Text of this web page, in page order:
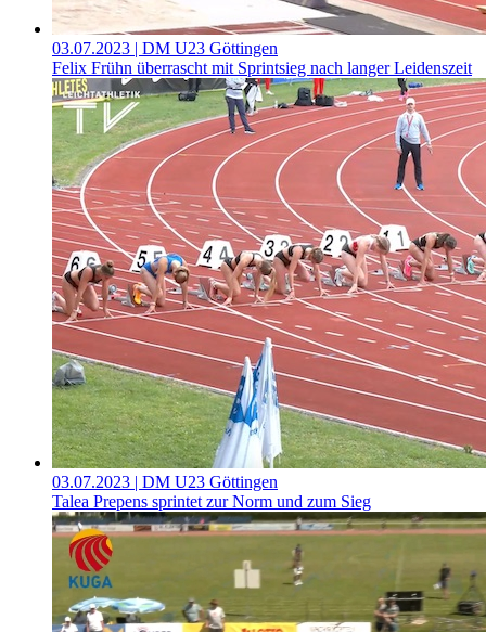
03.07.2023 | DM U23 Göttingen
Felix Frühn überrascht mit Sprintsieg nach langer Leidenszeit
03.07.2023 | DM U23 Göttingen
Talea Prepens sprintet zur Norm und zum Sieg